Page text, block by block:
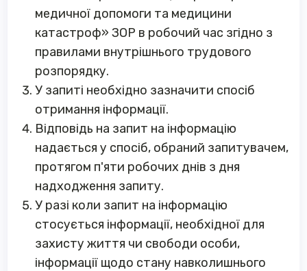
медичної допомоги та медицини
катастроф» ЗОР в робочий час згідно з
правилами внутрішнього трудового
розпорядку.
У запиті необхідно зазначити спосіб
отримання інформації.
Відповідь на запит на інформацію
надається у спосіб, обраний запитувачем,
протягом п'яти робочих днів з дня
надходження запиту.
У разі коли запит на інформацію
стосується інформації, необхідної для
захисту життя чи свободи особи,
інформації щодо стану навколишнього